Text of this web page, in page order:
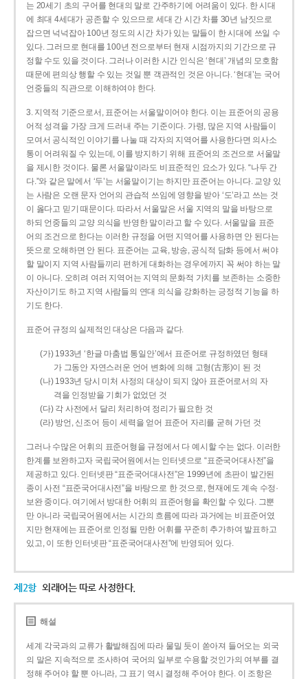
는 20세기 초의 구어를 현대의 말로 간주하기에 어려움이 있다. 한 시대
에 최대 4세대가 공존할 수 있으므로 세대 간 시간 차를 30년 남짓으로
잡으면 넉넉잡아 100년 정도의 시간 차가 있는 말들이 한 시대에 쓰일 수
있다. 그러므로 현대를 100년 전으로부터 현재 시점까지의 기간으로 규
정할 수도 있을 것이다. 그러나 이러한 시간 인식은 ‘현대’ 개념의 모호함
때문에 편의상 행할 수 있는 것일 뿐 객관적인 것은 아니다. ‘현대’는 국어
언중들의 직관으로 이해하여야 한다.
3. 지역적 기준으로서, 표준어는 서울말이어야 한다. 이는 표준어의 공용
어적 성격을 가장 크게 드러내 주는 기준이다. 가령, 많은 지역 사람들이
모여서 공식적인 이야기를 나눌 때 각자의 지역어를 사용한다면 의사소
통이 어려워질 수 있는데, 이를 방지하기 위해 표준어의 조건으로 서울말
을 제시한 것이다. 물론 서울말이라도 비표준적인 요소가 있다. “나두 간
다.”와 같은 말에서 ‘두’는 서울말이기는 하지만 표준어는 아니다. 교양 있
는 사람은 오랜 문자 언어의 관습적 쓰임에 영향을 받아 ‘도’라고 쓰는 것
이 옳다고 믿기 때문이다. 따라서 서울말은 서울 지역의 말을 바탕으로
하되 언중들의 교양 의식을 반영한 말이라고 할 수 있다. 서울말을 표준
어의 조건으로 한다는 이러한 규정을 어떤 지역어를 사용하면 안 된다는
뜻으로 오해하면 안 된다. 표준어는 교육, 방송, 공식적 담화 등에서 써야
할 말이지 지역 사람들끼리 편하게 대화하는 경우에까지 꼭 써야 하는 말
이 아니다. 오히려 여러 지역어는 지역의 문화적 가치를 보존하는 소중한
자산이기도 하고 지역 사람들의 연대 의식을 강화하는 긍정적 기능을 하
기도 한다.
표준어 규정의 실제적인 대상은 다음과 같다.
(가) 1933년 ‘한글 마춤법 통일안’에서 표준어로 규정하였던 형태
가 그동안 자연스러운 언어 변화에 의해 고형(古形)이 된 것
(나) 1933년 당시 미처 사정의 대상이 되지 않아 표준어로서의 자
격을 인정받을 기회가 없었던 것
(다) 각 사전에서 달리 처리하여 정리가 필요한 것
(라) 방언, 신조어 등이 세력을 얻어 표준어 자리를 굳혀 가던 것
그러나 수많은 어휘의 표준어형을 규정에서 다 예시할 수는 없다. 이러한
한계를 보완하고자 국립국어원에서는 인터넷으로 “표준국어대사전”을
제공하고 있다. 인터넷판 “표준국어대사전”은 1999년에 초판이 발간된
종이 사전 “표준국어대사전”을 바탕으로 한 것으로, 현재에도 계속 수정·
보완 중이다. 여기에서 방대한 어휘의 표준어형을 확인할 수 있다. 그뿐
만 아니라 국립국어원에서는 시간의 흐름에 따라 과거에는 비표준어였
지만 현재에는 표준어로 인정될 만한 어휘를 꾸준히 추가하여 발표하고
있고, 이 또한 인터넷판 “표준국어대사전”에 반영되어 있다.
제2항 외래어는 따로 사정한다.
해설
세계 각국과의 교류가 활발해짐에 따라 물밀 듯이 쏟아져 들어오는 외국
의 말은 지속적으로 조사하여 국어의 일부로 수용할 것인가의 여부를 결
정해 주어야 할 뿐 아니라, 그 표기 역시 결정해 주어야 한다. 이 조항은